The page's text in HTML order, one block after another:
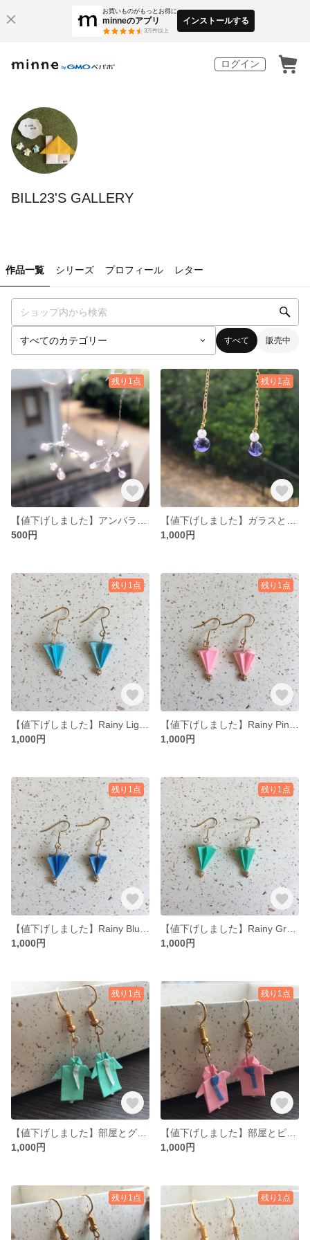
お買いものがもっとお得に
minneのアプリ
3万件以上
インストールする
ログイン
BILL23'S GALLERY
作品一覧 シリーズ プロフィール レター
すべて 販売中
残り1点
500円
残り1点
1,000円
残り1点
1,000円
残り1点
1,000円
残り1点
1,000円
残り1点
1,000円
残り1点
1,000円
残り1点
1,000円
残り1点 残り1点